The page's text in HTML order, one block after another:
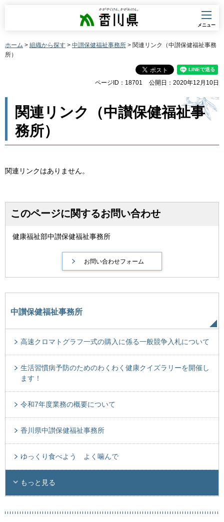
香川県
メニュー
ホーム > 組織から探す > 中讃保健福祉事務所 > 関連リンク（中讃保健福祉事務
所）
ページID：18701 公開日：2020年12月10日
関連リンク（中讃保健福祉事
務所）
関連リンクはありません。
このページに関するお問い合わせ
健康福祉部中讃保健福祉事務所
中讃保健福祉事務所
高速クロマトグラフ一式の購入に係る一般競争入札について
生活習慣病予防のためのわくわく健康クイズラリーを開催し
ます！
令和7年度業務の概要について
香川県中讃保健福祉事務所
ゆっくり食べよう よく噛んで
もっと見る